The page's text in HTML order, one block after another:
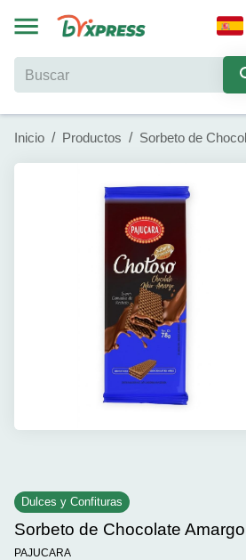
Inicio / Productos /
Dulces y Confituras
Sorbeto de Chocolate
PAJUCARA